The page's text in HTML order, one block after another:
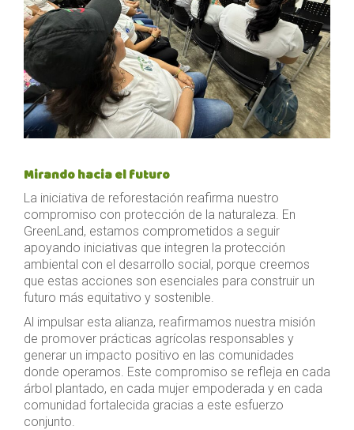
Mirando hacia el futuro
La iniciativa de reforestación reafirma nuestro
compromiso con protección de la naturaleza. En
GreenLand, estamos comprometidos a seguir
apoyando iniciativas que integren la protección
ambiental con el desarrollo social, porque creemos
que estas acciones son esenciales para construir un
futuro más equitativo y sostenible.
Al impulsar esta alianza, reafirmamos nuestra misión
de promover prácticas agrícolas responsables y
generar un impacto positivo en las comunidades
donde operamos. Este compromiso se refleja en cada
árbol plantado, en cada mujer empoderada y en cada
comunidad fortalecida gracias a este esfuerzo
conjunto.